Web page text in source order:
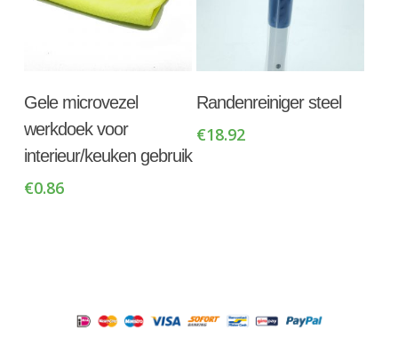
Winkelwagen
Gele microvezel
werkdoek voor
interieur/keuken gebruik
€0.86
Winkelwagen
Randenreiniger steel
€18.92